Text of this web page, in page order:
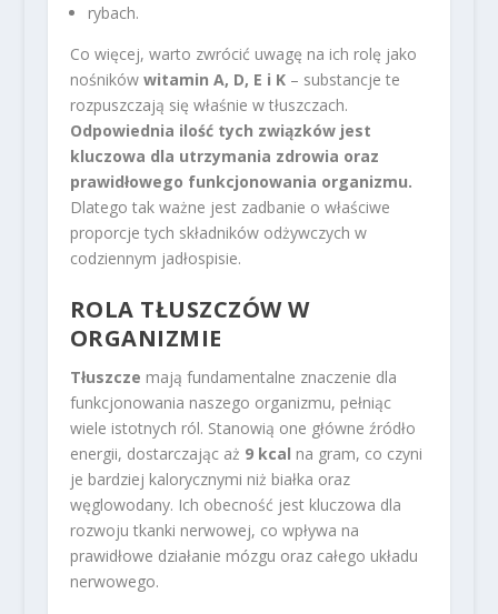
rybach.
Co więcej, warto zwrócić uwagę na ich rolę jako
nośników witamin A, D, E i K– substancje te
rozpuszczają się właśnie w tłuszczach.
Odpowiednia ilość tych związków jest
kluczowa dla utrzymania zdrowia oraz
prawidłowego funkcjonowania organizmu.
Dlatego tak ważne jest zadbanie o właściwe
proporcje tych składników odżywczych w
codziennym jadłospisie.
ROLA TŁUSZCZÓW W
ORGANIZMIE
Tłuszcze mają fundamentalne znaczenie dla
funkcjonowania naszego organizmu, pełniąc
wiele istotnych ról. Stanowią one główne źródło
energii, dostarczając aż 9 kcal na gram, co czyni
je bardziej kalorycznymi niż białka oraz
węglowodany. Ich obecność jest kluczowa dla
rozwoju tkanki nerwowej, co wpływa na
prawidłowe działanie mózgu oraz całego układu
nerwowego.